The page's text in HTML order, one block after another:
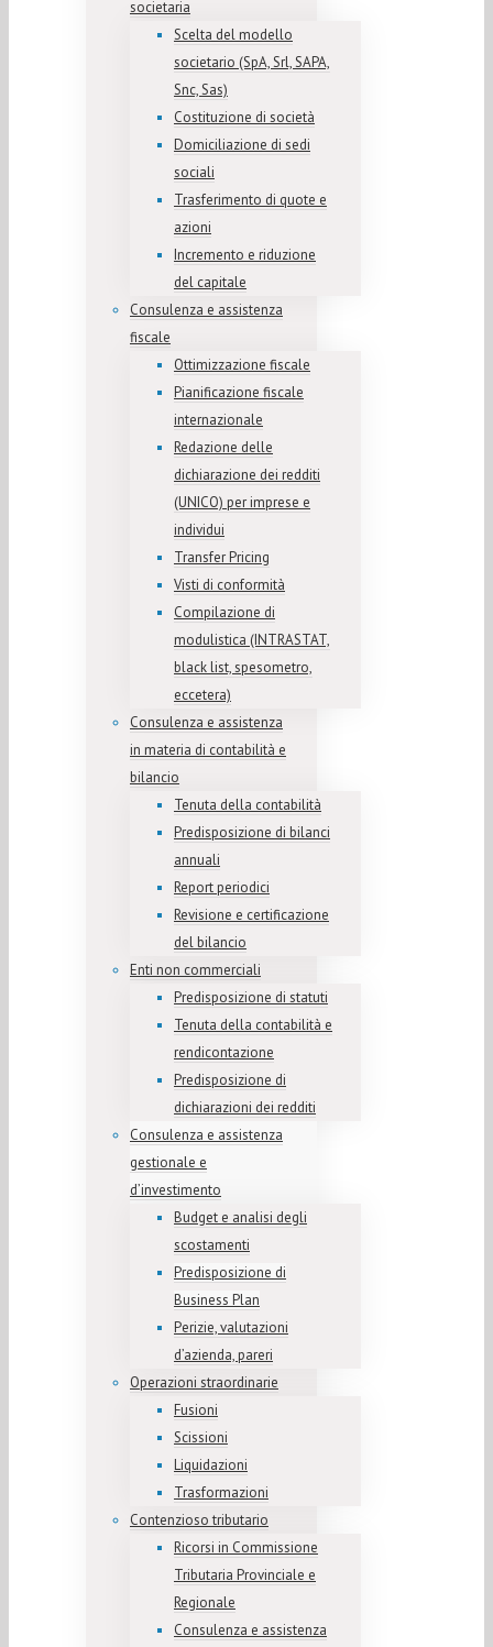
societaria
Scelta del modello
societario (SpA, Srl, SAPA,
Snc, Sas)
Costituzione di società
Domiciliazione di sedi
sociali
Trasferimento di quote e
azioni
Incremento e riduzione
del capitale
Consulenza e assistenza
fiscale
Ottimizzazione fiscale
Pianificazione fiscale
internazionale
Redazione delle
dichiarazione dei redditi
(UNICO) per imprese e
individui
Transfer Pricing
Visti di conformità
Compilazione di
modulistica (INTRASTAT,
black list, spesometro,
eccetera)
Consulenza e assistenza
in materia di contabilità e
bilancio
Tenuta della contabilità
Predisposizione di bilanci
annuali
Report periodici
Revisione e certificazione
del bilancio
Enti non commerciali
Predisposizione di statuti
Tenuta della contabilità e
rendicontazione
Predisposizione di
dichiarazioni dei redditi
Consulenza e assistenza
gestionale e
d’investimento
Budget e analisi degli
scostamenti
Predisposizione di
Business Plan
Perizie, valutazioni
d’azienda, pareri
Operazioni straordinarie
Fusioni
Scissioni
Liquidazioni
Trasformazioni
Contenzioso tributario
Ricorsi in Commissione
Tributaria Provinciale e
Regionale
Consulenza e assistenza